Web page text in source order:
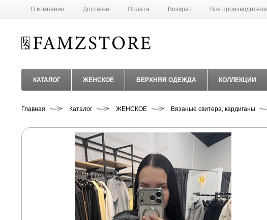
О компании Доставка Оплата Возврат Все производители
КАТАЛОГ ЖЕНСКОЕ ВЕРХНЯЯ ОДЕЖДА КОЛЛЕКЦИИ
Главная Каталог ЖЕНСКОЕ Вязаные свитера, кардиганы